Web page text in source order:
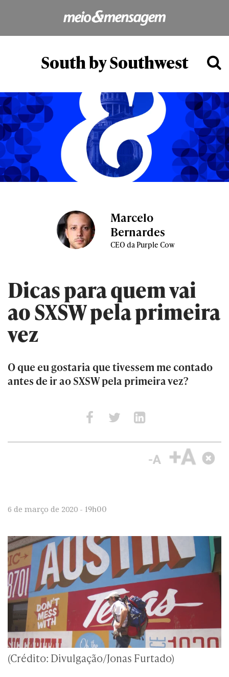
South by Southwest
Marcelo
Bernardes
CEO da Purple Cow
Dicas para quem vai
ao SXSW pela primeira
vez
O que eu gostaria que tivessem me contado
antes de ir ao SXSW pela primeira vez?
6 de março de 2020 - 19h00
(Crédito: Divulgação/Jonas Furtado)